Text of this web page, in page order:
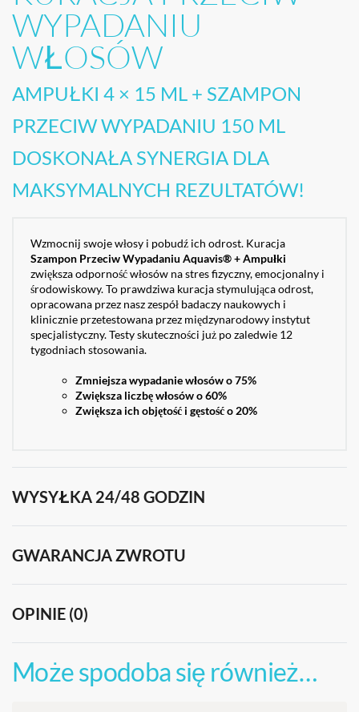
WYPADANIU
WŁOSÓW
AMPUŁKI 4 × 15 ML + SZAMPON
PRZECIW WYPADANIU 150 ML
DOSKONAŁA SYNERGIA DLA
MAKSYMALNYCH REZULTATÓW!
Wzmocnij swoje włosy i pobudź ich odrost. Kuracja
Szampon Przeciw Wypadaniu Aquavis® + Ampułki
zwiększa odporność włosów na stres fizyczny, emocjonalny i
środowiskowy. To prawdziwa kuracja stymulująca odrost,
opracowana przez nasz zespół badaczy naukowych i
klinicznie przetestowana przez międzynarodowy instytut
specjalistyczny. Testy skuteczności już po zaledwie 12
tygodniach stosowania.
Zmniejsza wypadanie włosów o 75%
Zwiększa liczbę włosów o 60%
Zwiększa ich objętość i gęstość o 20%
WYSYŁKA 24/48 GODZIN
GWARANCJA ZWROTU
OPINIE (0)
Może spodoba się również…